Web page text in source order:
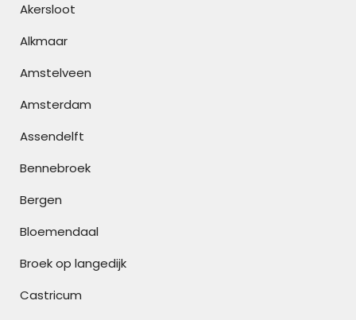
Akersloot
Alkmaar
Amstelveen
Amsterdam
Assendelft
Bennebroek
Bergen
Bloemendaal
Broek op langedijk
Castricum